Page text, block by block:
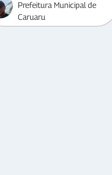
Prefeitura Municipal de
Caruaru